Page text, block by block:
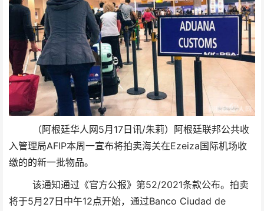
（阿根廷华人网5月17日讯/朱莉）阿根廷联邦公共收
入管理局AFIP本周一宣布将拍卖海关在Ezeiza国际机场收
缴的的新一批物品。
该通知通过《官方公报》第52/2021条款公布。拍卖
将于5月27日中午12点开始，通过Banco Ciudad de